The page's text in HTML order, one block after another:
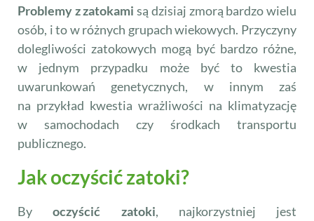
Problemy z zatokami są dzisiaj zmorą bardzo wielu
osób, i to w różnych grupach wiekowych. Przyczyny
dolegliwości zatokowych mogą być bardzo różne,
w jednym przypadku może byćto kwestia
uwarunkowań genetycznych, w innym zaś
na przykład kwestia wrażliwości na klimatyzację
w samochodach czy środkach transportu
publicznego.
Jak oczyścić zatoki?
Byoczyścić zatoki, najkorzystniej jest